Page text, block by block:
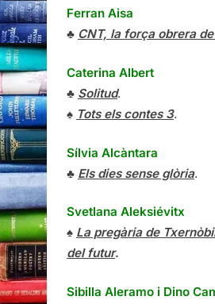
Ferran Aisa
♣ CNT, la força obrera
Caterina Albert
♣ Solitud.
♠ Tots els contes 3.
Sílvia Alcàntara
♣ Els dies sense glòria.
Svetlana Aleksiévitx
♠ La pregària de
del futur.
Sibilla Aleramo i Dino